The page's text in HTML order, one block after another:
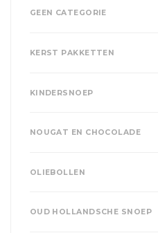
GEEN CATEGORIE
KERST PAKKETTEN
KINDERSNOEP
NOUGAT EN CHOCOLADE
OLIEBOLLEN
OUD HOLLANDSCHE SNOEP